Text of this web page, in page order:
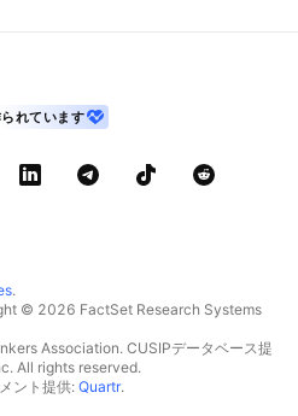
れています
.
© 2026 FactSet Research Systems
Association. CUSIPデータベース提
All rights reserved.
ント提供: Quartr.